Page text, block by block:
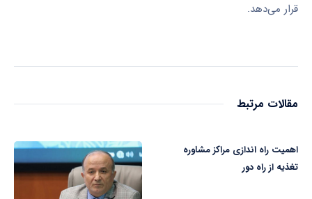
قرار می‌دهد.
مقالات مرتبط
اهمیت راه اندازی مراکز مشاوره
تغذیه از راه دور